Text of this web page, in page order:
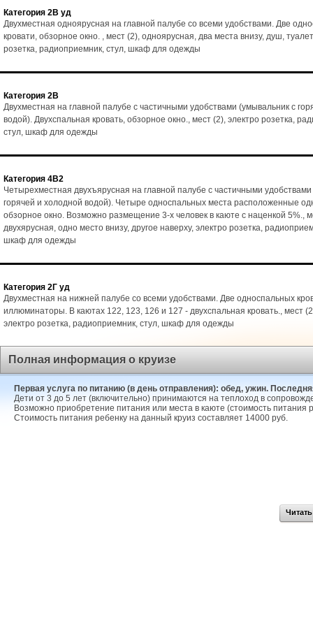
Категория 2В уд
Двухместная одноярусная на главной палубе со всеми удобствами. Две
кровати, обзорное окно. , мест (2), одноярусная, два места внизу, душ,
розетка, радиоприемник, стул, шкаф для одежды
Категория 2В
Двухместная на главной палубе с частичными удобствами (умывальник с
водой). Двухспальная кровать, обзорное окно., мест (2), электро розетка,
стул, шкаф для одежды
Категория 4В2
Четырехместная двухъярусная на главной палубе с частичными удобствами
горячей и холодной водой). Четыре односпальных места расположенные
обзорное окно. Возможно размещение 3-х человек в каюте с наценкой 5%.,
двухярусная, одно место внизу, другое наверху, электро розетка,
шкаф для одежды
Категория 2Г уд
Двухместная на нижней палубе со всеми удобствами. Две односпальных
иллюминаторы. В каютах 122, 123, 126 и 127 - двухспальная кровать., мест
электро розетка, радиоприемник, стул, шкаф для одежды
Полная информация о круизе
Первая услуга по питанию (в день отправления): обед, ужин.
Дети от 3 до 5 лет (включительно) принимаются на теплоход в
Возможно приобретение питания или места в каюте (стоимость питания
Стоимость питания ребенку на данный круиз составляет 14000 руб.